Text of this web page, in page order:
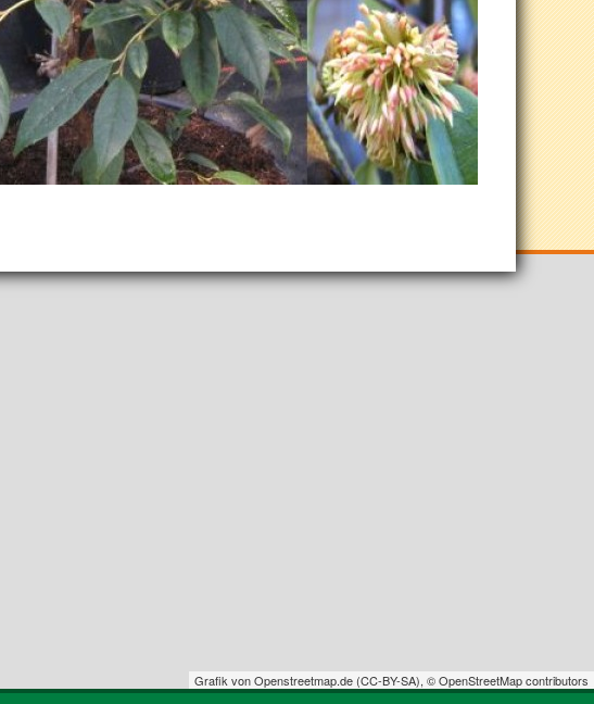
Grafik vonOpenstreetmap.de (CC-BY-SA), © OpenStreetMap contributors